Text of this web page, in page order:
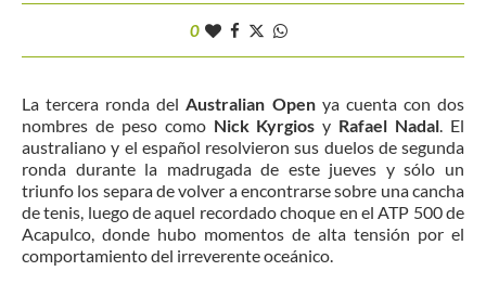
0
La tercera ronda delAustralian Openya cuenta con dos
nombres de peso como Nick Kyrgios y Rafael Nadal. El
australiano y el español resolvieron sus duelos de segunda
ronda durante la madrugada de este jueves y sólo un
triunfo los separa de volver a encontrarse sobre una cancha
de tenis, luego de aquel recordado choque en el ATP 500 de
Acapulco, donde hubo momentos de alta tensión por el
comportamiento del irreverente oceánico.